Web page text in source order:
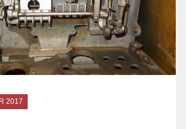
2017